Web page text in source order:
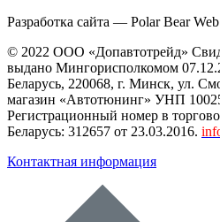
Разработка сайта — Polar Bear
© 2022 ООО «Допавтотрейд»
выдано Мингорисполкомом
Беларусь, 220068, г. Минск, ул.
магазин «Автотюнинг» УНП
Регистрационный номер в
Беларусь: 312657 от 23.03.2016.
Контактная информация